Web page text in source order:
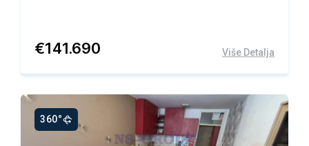
€141.690 Više Detalja
360°